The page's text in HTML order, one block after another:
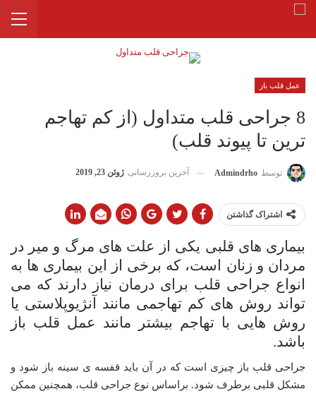
عمل قلب باز
8 جراحی قلب متداول (از کم تهاجم
ترین تا پیوند قلب)
توسط Admindrho آخرین بروزرسانی ژوئن 23, 2019
اشتراک گذاشتن
بیماری های قلبی یکی از علت های مرگ و میر در
مردان و زنان است، که برخی از این بیماری ها به
انواع جراحی قلب برای درمان نیاز دارند که می
تواند روش های کم تهاجمی مانند آنژیوپلاستی یا
روش هایی با تهاجم بیشتر مانند عمل قلب باز
باشد.
جراحی قلب باز چیزی است که در آن باید قفسه ی سینه باز شود و
مشکل قلبی برطرف شود. براساس نوع جراحی قلب، همچنین ممکن